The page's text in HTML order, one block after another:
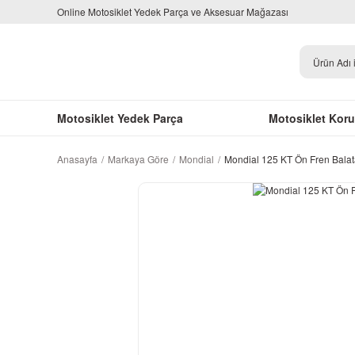
Online Motosiklet Yedek Parça ve Aksesuar Mağazası
Motosiklet Yedek Parça Motosiklet
Anasayfa Markaya Göre Mondial Mondial 125 KT Ön Fren